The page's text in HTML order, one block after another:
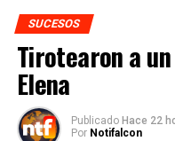
SUCESOS
Tirotearon a
Elena
Publicado Hace 22
Por Notifalcon